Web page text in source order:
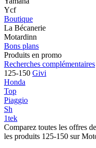
Ycf
Boutique
La Bécanerie
Motardinn
Bons plans
Produits en promo
Recherches complémentaires
125-150 Givi
Honda
Top
Piaggio
Sh
1tek
Comparez toutes les offres
les produits 125-150 sur